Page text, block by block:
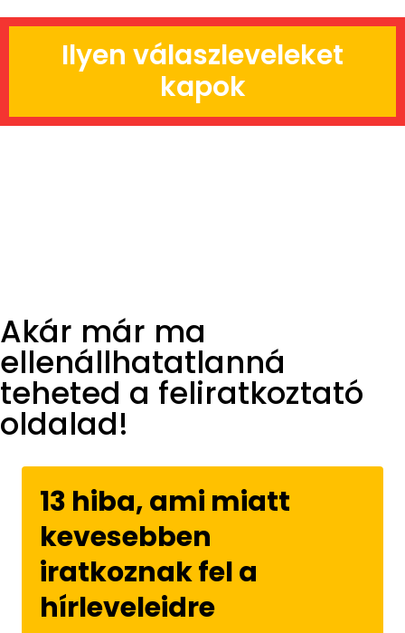
Ilyen válaszleveleket
kapok
Akár már ma
ellenállhatatlanná
teheted a feliratkoztató
oldalad!
13 hiba, ami miatt
kevesebben
iratkoznak fel a
hírleveleidre